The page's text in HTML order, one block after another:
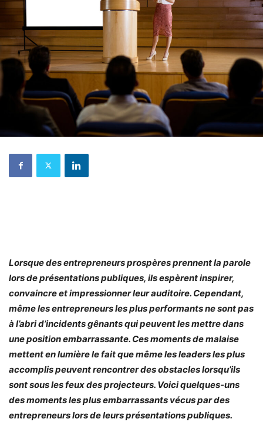
Lorsque des entrepreneurs prospères prennent la parole
lors de présentations publiques, ils espèrent inspirer,
convaincre et impressionner leur auditoire. Cependant,
même les entrepreneurs les plus performants ne sont pas
à l’abri d’incidents gênants qui peuvent les mettre dans
une position embarrassante. Ces moments de malaise
mettent en lumière le fait que même les leaders les plus
accomplis peuvent rencontrer des obstacles lorsqu’ils
sont sous les feux des projecteurs. Voici quelques-uns
des moments les plus embarrassants vécus par des
entrepreneurs lors de leurs présentations publiques.